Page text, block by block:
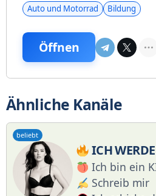
Auto und Motorrad Bildung
Öffnen
Ähnliche Kanäle
beliebt
ICH
Ich bin ein
Schreib mir